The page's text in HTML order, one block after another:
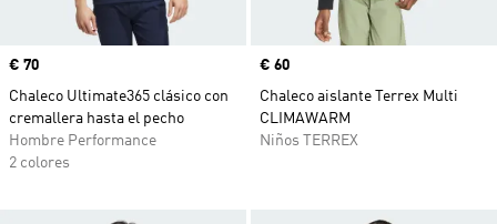
Precio
€ 70
Chaleco Ultimate365 clásico con
cremallera hasta el pecho
Hombre Performance
2 colores
Precio
€ 60
Chaleco aislante Terrex Multi
CLIMAWARM
Niños TERREX